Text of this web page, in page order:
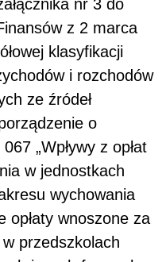
nr 3 do
z 2 marca
klasyfikacji
i rozchodów
ze źródeł
o
„Wpływy z opłat
w jednostkach
wychowania
opłaty wnoszone za
przedszkolach